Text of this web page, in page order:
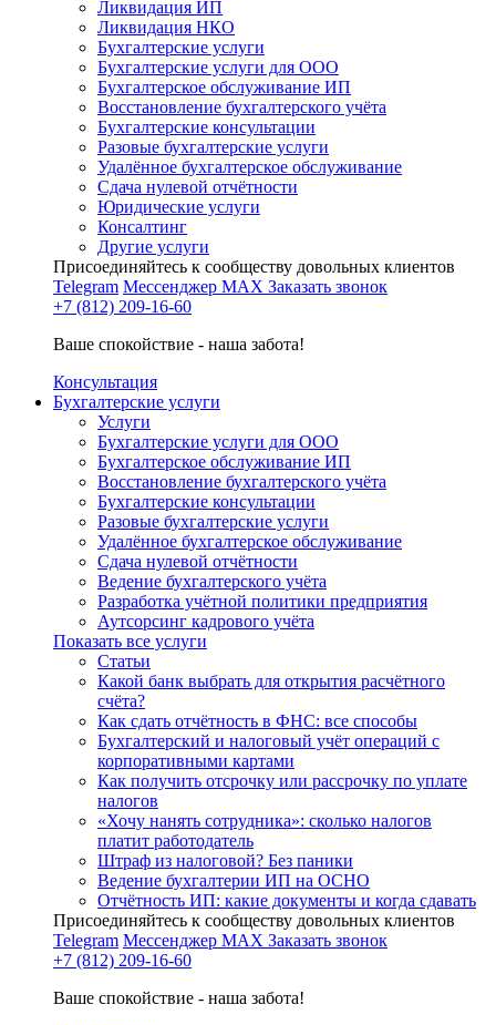
Ликвидация ИП
Ликвидация НКО
Бухгалтерские услуги
Бухгалтерские услуги для ООО
Бухгалтерское обслуживание ИП
Восстановление бухгалтерского учёта
Бухгалтерские консультации
Разовые бухгалтерские услуги
Удалённое бухгалтерское обслуживание
Сдача нулевой отчётности
Юридические услуги
Консалтинг
Другие услуги
Присоединяйтесь к сообществу довольных клиентов
Telegram Мессенджер MAX Заказать звонок
+7 (812) 209-16-60
Ваше спокойствие - наша забота!
Консультация
Бухгалтерские услуги
Услуги
Бухгалтерские услуги для ООО
Бухгалтерское обслуживание ИП
Восстановление бухгалтерского учёта
Бухгалтерские консультации
Разовые бухгалтерские услуги
Удалённое бухгалтерское обслуживание
Сдача нулевой отчётности
Ведение бухгалтерского учёта
Разработка учётной политики предприятия
Аутсорсинг кадрового учёта
Показать все услуги
Статьи
Какой банк выбрать для открытия расчётного
счёта?
Как сдать отчётность в ФНС: все способы
Бухгалтерский и налоговый учёт операций с
корпоративными картами
Как получить отсрочку или рассрочку по уплате
налогов
«Хочу нанять сотрудника»: сколько налогов
платит работодатель
Штраф из налоговой? Без паники
Ведение бухгалтерии ИП на ОСНО
Отчётность ИП: какие документы и когда сдавать
Присоединяйтесь к сообществу довольных клиентов
Telegram Мессенджер MAX Заказать звонок
+7 (812) 209-16-60
Ваше спокойствие - наша забота!